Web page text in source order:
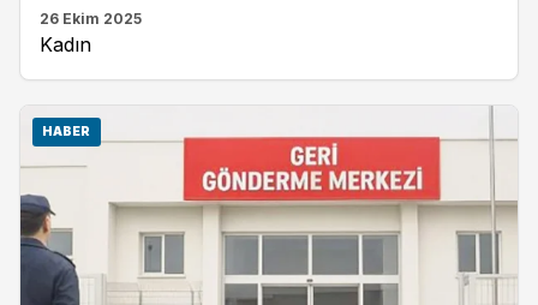
26 Ekim 2025
Kadın
HABER